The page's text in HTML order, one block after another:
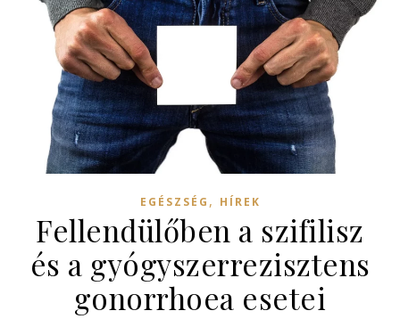
EGÉSZSÉG , HÍREK
Fellendülőben a szifilisz
és a gyógyszerrezisztens
gonorrhoea esetei